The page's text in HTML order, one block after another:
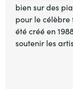
bien sur des
pour le célèbre
été créé en
soutenir les